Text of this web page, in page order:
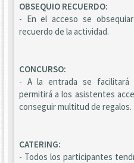
OBSEQUIO RECUERDO:
- En el acceso se
recuerdo de la actividad.
CONCURSO:
- A la entrada se
permitirá a los asistentes
conseguir multitud de regalos.
CATERING:
- Todos los participantes